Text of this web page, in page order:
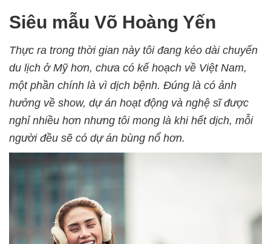
Siêu mẫu Võ Hoàng Yến
Thực ra trong thời gian này tôi đang kéo dài chuyến
du lịch ở Mỹ hơn, chưa có kế hoạch về Việt Nam,
một phần chính là vì dịch bệnh. Đúng là có ảnh
hưởng về show, dự án hoạt động và nghệ sĩ được
nghỉ nhiều hơn nhưng tôi mong là khi hết dịch, mỗi
người đều sẽ có dự án bùng nổ hơn.